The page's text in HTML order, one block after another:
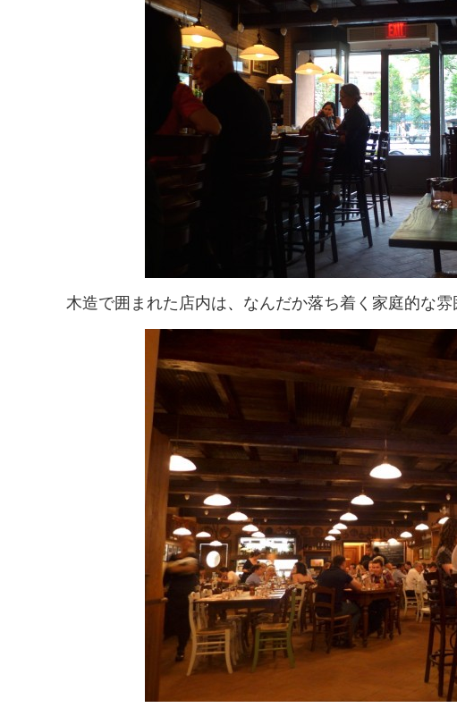
木造で囲まれた店内は、 なんだか落ち着く家庭的な雰